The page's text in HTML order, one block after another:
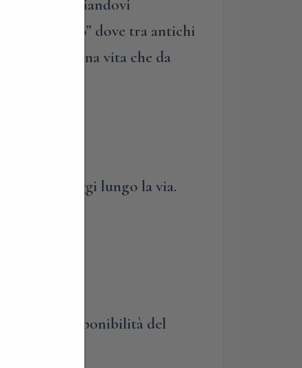
lasciandovi
nel “Museo” dove tra antichi
luogo, una vita che da
parcheggi lungo la via.
le disponibilità del